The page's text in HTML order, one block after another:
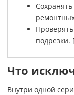
подрезки.
Что
Внутри одной